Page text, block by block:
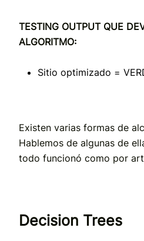
TESTING OUTPUT QUE
ALGORITMO:
Sitio optimizado =
Existen varias formas de
Hablemos de algunas de
todo funcionó como por
Decision Trees